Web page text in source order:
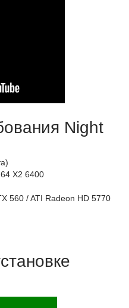
Night
X2 6400
560 / ATI Radeon HD 5770